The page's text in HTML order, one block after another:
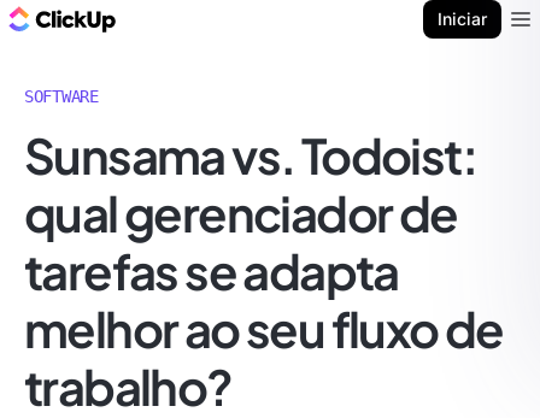
Iniciar
SOFTWARE
Sunsama vs. Todoist:
qual gerenciador de
tarefas se adapta
melhor ao seu fluxo de
trabalho?